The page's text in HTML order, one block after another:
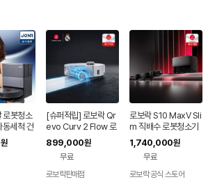
로봇청소
동세척 건
강희청
블랙
원
[슈퍼적립] 로보락 Qr
evo Curv 2 Flow 로
봇청소기 26년 신형
최초 롤러형로봇청소
899,000원
무료
로보락판매점
로보락 S10 MaxV Sli
m 직배수 로봇청소기
1,740,000원
무료
로보락 공식 스토어